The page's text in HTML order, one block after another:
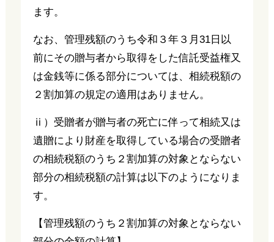
ます。
なお、管理残額のうち令和３年３月31日以
前にその贈与者から取得をした信託受益権又
は金銭等に係る部分については、相続税額の
２割加算の規定の適用はありません。
ⅱ）受贈者が贈与者の死亡に伴って相続又は
遺贈により財産を取得している場合の受贈者
の相続税額のうち２割加算の対象とならない
部分の相続税額の計算は以下のようになりま
す。
【管理残額のうち２割加算の対象とならない